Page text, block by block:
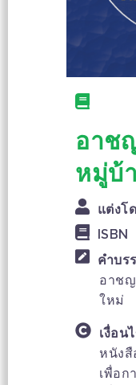
อาช
หมู่บ้
แต่งโ
ISBN
คำบร
อาช
ใหม่
เงื่อน
หนังสื
เพื่อก